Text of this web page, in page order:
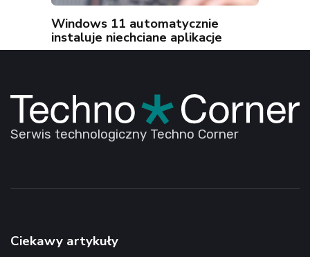
Windows 11 automatycznie
instaluje niechciane aplikacje
Serwis technologiczny Techno Corner
Ciekawy artykuły